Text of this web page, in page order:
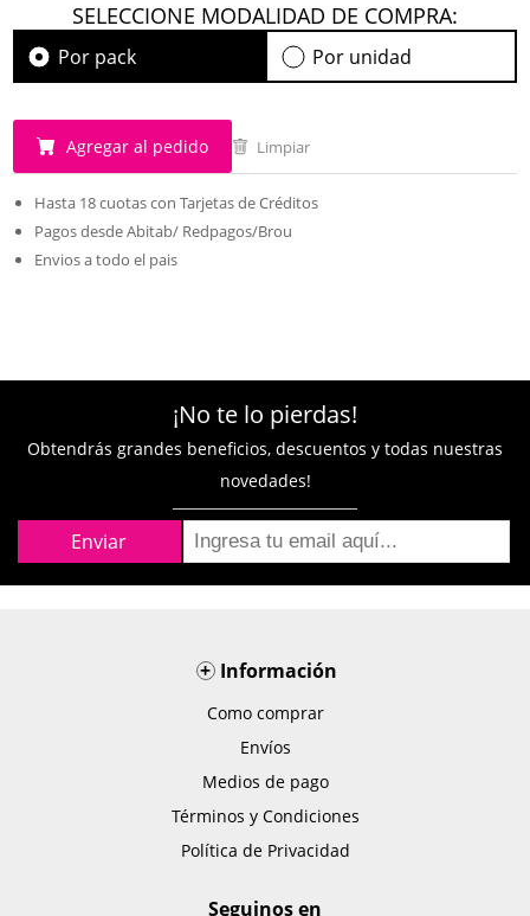
SELECCIONE MODALIDAD DE COMPRA:
Por pack Por unidad
Agregar al pedido Limpiar
Hasta 18 cuotas con Tarjetas de Créditos
Pagos desde Abitab/ Redpagos/Brou
Envios a todo el pais
¡No te lo pierdas!
Obtendrás grandes beneficios, descuentos y todas nuestras
novedades!
+Información
Como comprar
Envíos
Medios de pago
Términos y Condiciones
Política de Privacidad
Seguinos en